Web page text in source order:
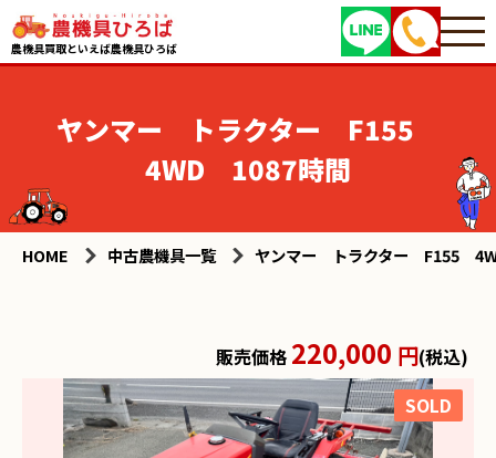
農機具買取といえば農機具ひろば
ヤンマー トラクター F155
4WD 1087時間
HOME 中古農機具一覧 ヤンマー トラクター F155
販売価格 220,000 円(税込)
SOLD